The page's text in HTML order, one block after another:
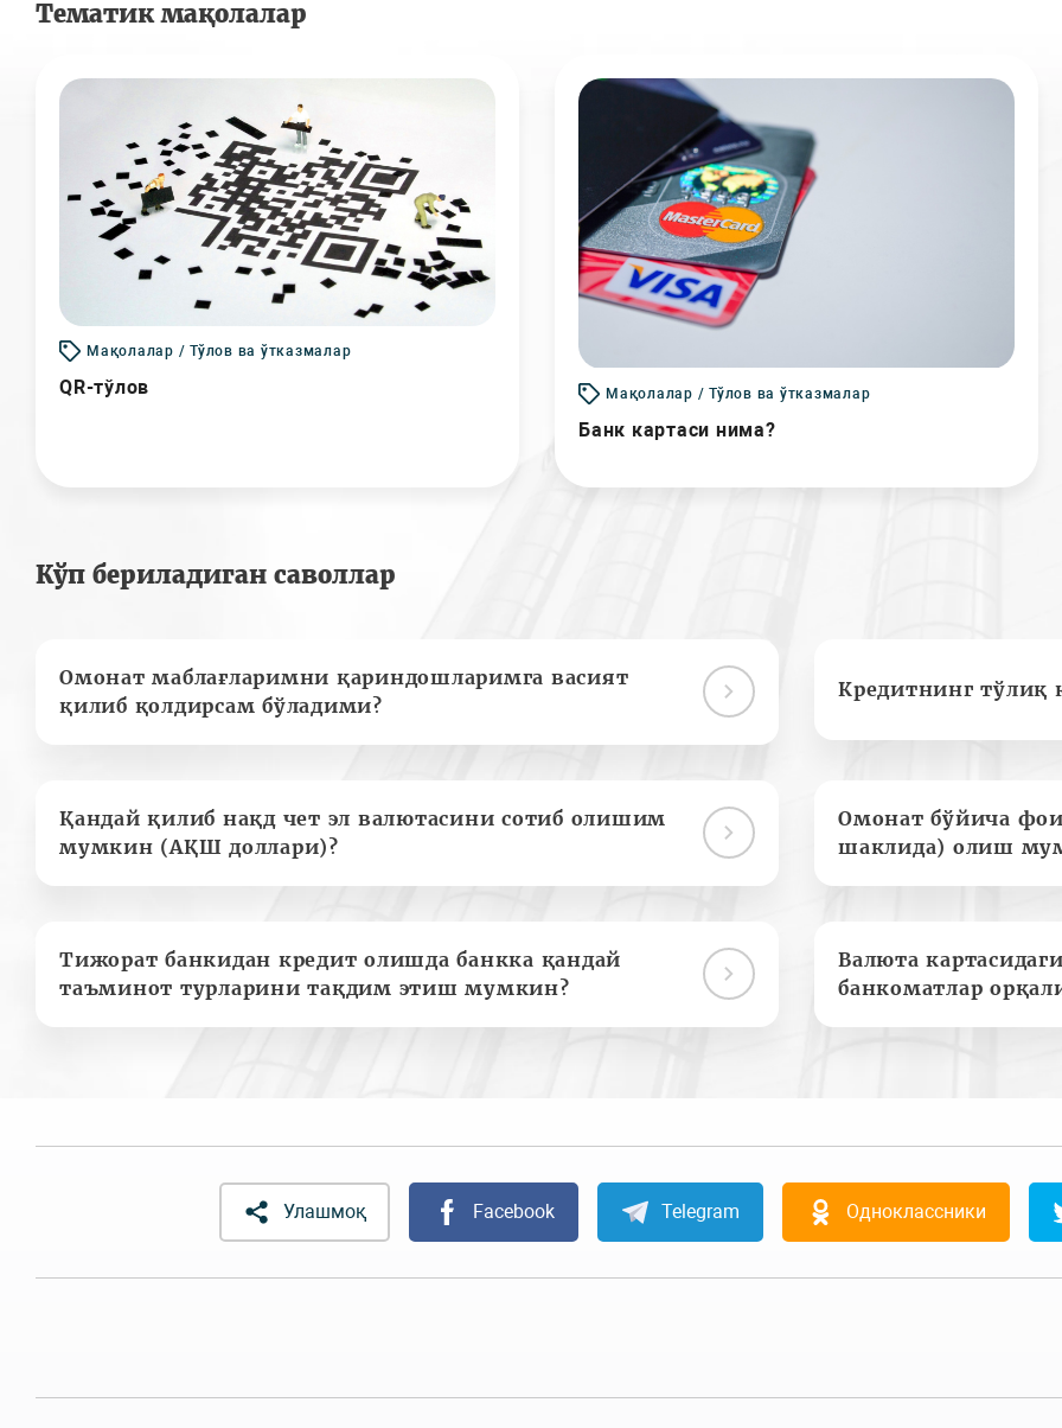
Тематик мақолалар
Мақолалар / Тўлов ва ўтказмалар
QR-тўлов Мақолалар / Тўлов ва ўтказмалар
Банк картаси нима?
Кўп бериладиган саволлар
Омонат маблағларимни қариндошларимга васият
қилиб қолдирсам бўладими?
Кредитнинг тўлиқ
Қандай қилиб нақд чет эл валютасини сотиб олишим
мумкин (АҚШ доллари)?
Омонат бўйича
шаклида) олиш
Тижорат банкидан кредит олишда банкка қандай
таъминот турларини тақдим этиш мумкин?
Валюта
банкоматлар
Улашмоқ Facebook Telegram Одноклассники